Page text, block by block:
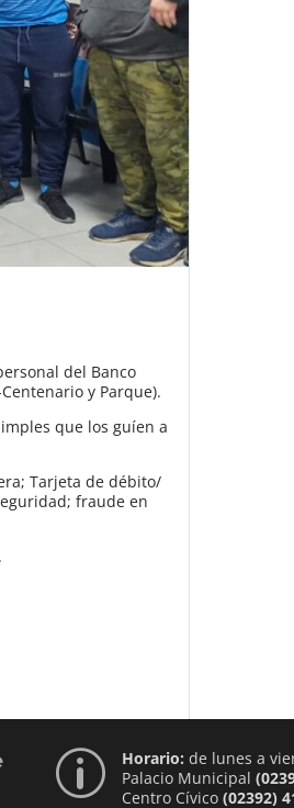
del Banco
y Parque).
que los guíen a
Tarjeta de débito/
fraude en
p Horario: de lunes a
Palacio Municipal
Centro Cívico (02392)